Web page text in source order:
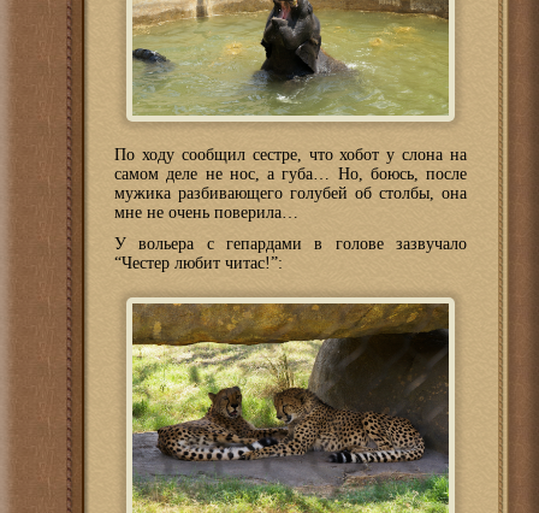
По ходу сообщил сестре, что хобот у слона на
самом деле не нос, а губа… Но, боюсь, после
мужика разбивающего голубей об столбы, она
мне не очень поверила…
У вольера с гепардами в голове зазвучало
“Честер любит читас!”: